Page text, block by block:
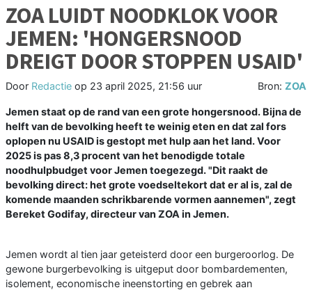
ZOA LUIDT NOODKLOK VOOR
JEMEN: 'HONGERSNOOD
DREIGT DOOR STOPPEN USAID'
Door Redactie op 23 april 2025, 21:56 uur Bron: ZOA
Jemen staat op de rand van een grote hongersnood. Bijna de
helft van de bevolking heeft te weinig eten en dat zal fors
oplopen nu USAID is gestopt met hulp aan het land. Voor
2025 is pas 8,3 procent van het benodigde totale
noodhulpbudget voor Jemen toegezegd. "Dit raakt de
bevolking direct: het grote voedseltekort dat er al is, zal de
komende maanden schrikbarende vormen aannemen", zegt
Bereket Godifay, directeur van ZOA in Jemen.
Jemen wordt al tien jaar geteisterd door een burgeroorlog. De
gewone burgerbevolking is uitgeput door bombardementen,
isolement, economische ineenstorting en gebrek aan